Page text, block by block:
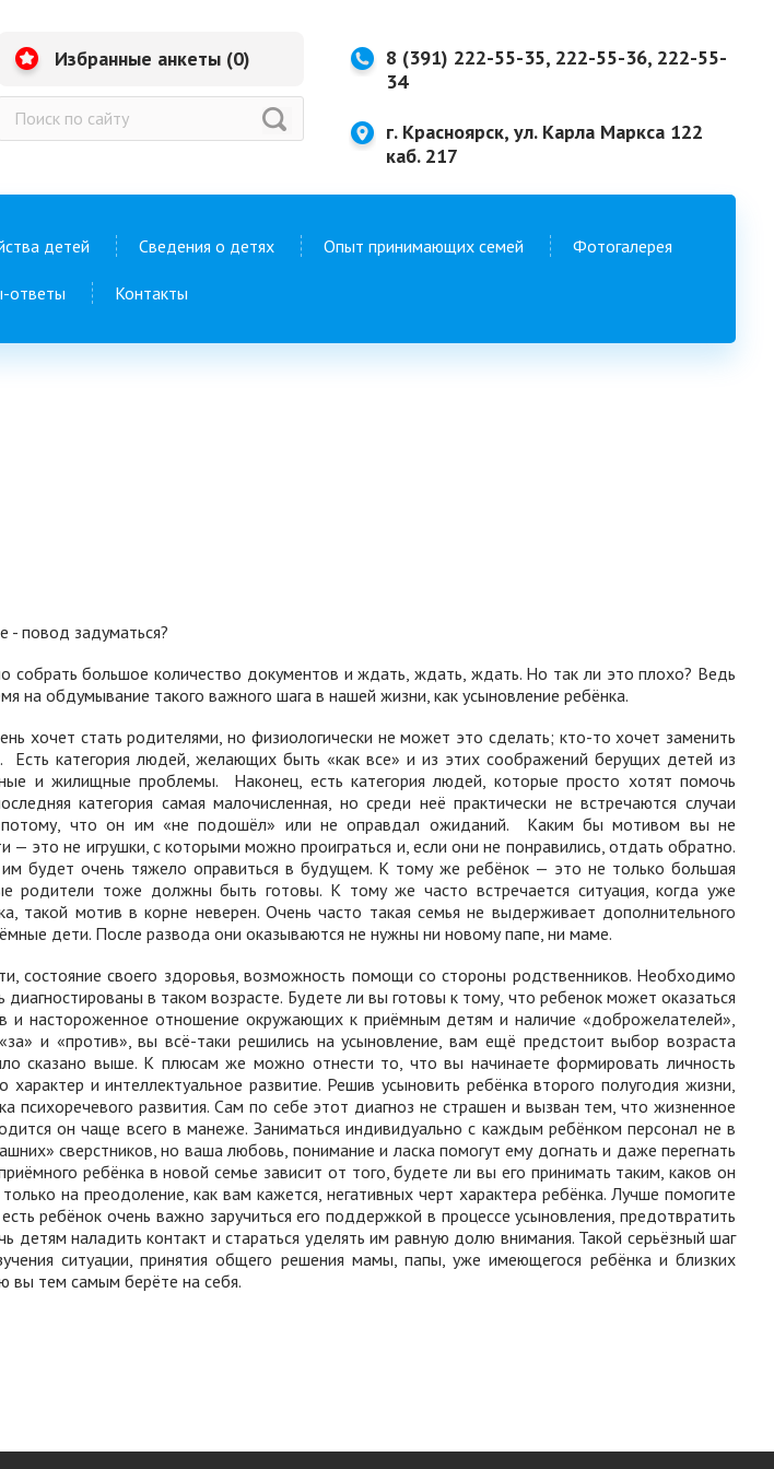
Избранные анкеты (0)
8 (391) 222-55-35, 222-55-36, 222-55-
34
г. Красноярск, ул. Карла Маркса 122
каб. 217
детей Сведения о детях Опыт принимающих семей Фотогалерея
ответы Контакты
- повод задуматься?
большое количество документов и ждать, ждать, ждать. Но так ли это плохо? Ведь
обдумывание такого важного шага в нашей жизни, как усыновление ребёнка.
хочет стать родителями, но физиологически не может это сделать; кто-то хочет заменить
Есть категория людей, желающих быть «как все» и из этих соображений берущих детей из
и жилищные проблемы.
Наконец, есть категория людей, которые просто хотят помочь
категория самая малочисленная, но среди неё практически не встречаются случаи
что он им «не подошёл» или не оправдал ожиданий.
Каким бы мотивом вы не
это не игрушки, с которыми можно проиграться и, если они не понравились, отдать обратно.
будет очень тяжело оправиться в будущем. К тому же ребёнок — это не только большая
родители тоже должны быть готовы. К тому же часто встречается ситуация, когда уже
такой мотив в корне неверен. Очень часто такая семья не выдерживает дополнительного
дети. После развода они оказываются не нужны ни новому папе, ни маме.
своего здоровья, возможность помощи со стороны родственников. Необходимо
в таком возрасте. Будете ли вы готовы к тому, что ребенок может оказаться
и настороженное отношение окружающих к приёмным детям и наличие «доброжелателей»,
и «против», вы всё-таки решились на усыновление, вам ещё предстоит выбор возраста
сказано выше. К плюсам же можно отнести то, что вы начинаете формировать личность
и интеллектуальное развитие. Решив усыновить ребёнка второго полугодия жизни,
психоречевого развития. Сам по себе этот диагноз не страшен и вызван тем, что жизненное
он чаще всего в манеже. Заниматься индивидуально с каждым ребёнком персонал не в
сверстников, но ваша любовь, понимание и ласка помогут ему догнать и даже перегнать
ребёнка в новой семье зависит от того, будете ли вы его принимать таким, каков он
на преодоление, как вам кажется, негативных черт характера ребёнка. Лучше помогите
ребёнок очень важно заручиться его поддержкой в процессе усыновления, предотвратить
наладить контакт и стараться уделять им равную долю внимания. Такой серьёзный шаг
ситуации, принятия общего решения мамы, папы, уже имеющегося ребёнка и близких
вы тем самым берёте на себя.